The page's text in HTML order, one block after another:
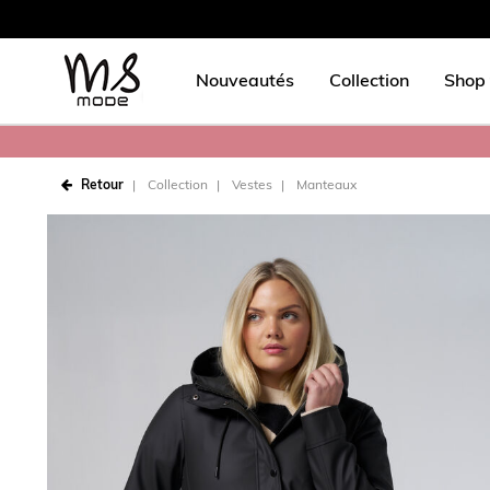
Nouveautés Collection
Retour Collection Vestes Manteaux